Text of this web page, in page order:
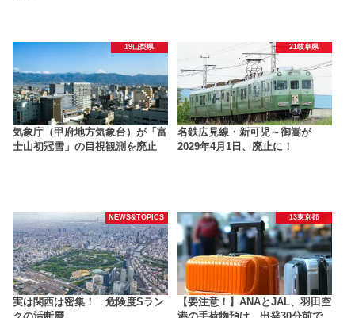
19山梨県
気象庁（甲府地方気象台）が「富
士山初冠雪」の目視観測を廃止
21岐阜県
名鉄広見線・新可児～御嵩が
2029年4月1日、廃止に！
NEWS&TOPICS
実は関西は密集！ 危険度Sラン
13東京都
【要注意！】ANAとJAL、羽田空